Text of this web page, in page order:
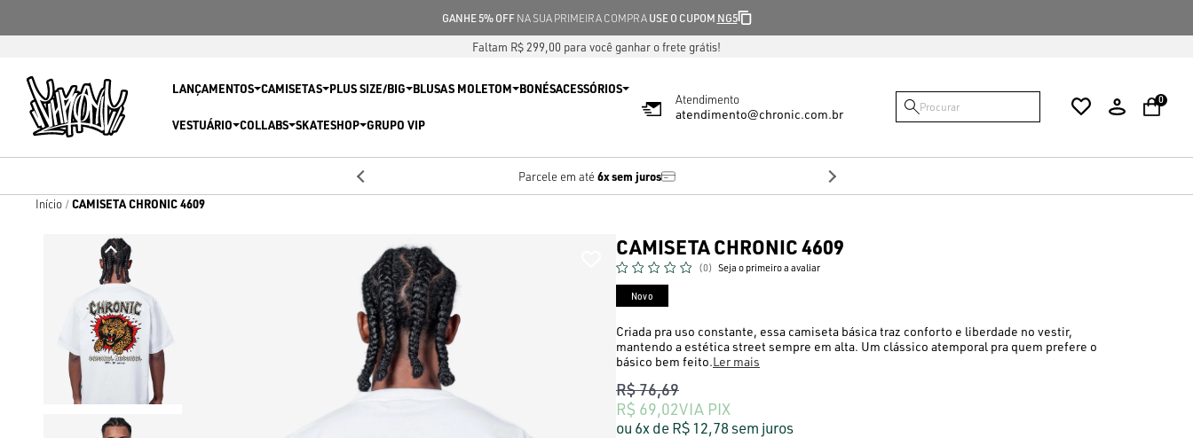
GANHE 5% OFFNA SUA PRIMEIRA COMPRA USE O CUPOM NG5
Faltam R$ 299,00 para você ganhar o frete grátis!
LANÇAMENTOS CAMISETAS PLUS SIZE/BIG BLUSAS MOLETOM BONÉSACESSÓRIOS
VESTUÁRIO COLLABS SKATESHOP GRUPO VIP
Atendimento
atendimento@chronic.com.br
0
Desconto de
Início
CAMISETA CHRONIC 4609
CAMISETA CHRONIC 4609
(0) Seja o primeiro a avaliar
Novo
Criada pra uso constante, essa camiseta básica traz conforto e liberdade no vestir,
mantendo a estética street sempre em alta. Um clássico atemporal pra quem prefere o
básico bem feito.Ler mais
R$ 69,02VIA PIX
R$ 76,69
6x R$ 12,78sem juros